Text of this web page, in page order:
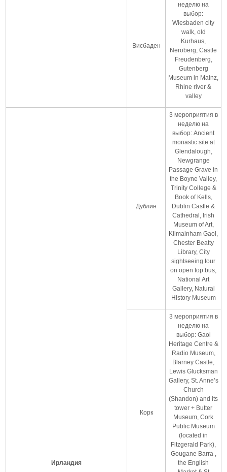
Висбаден
неделю на
выбор:
Wiesbaden city
walk, old
Kurhaus,
Neroberg, Castle
Freudenberg,
Gutenberg
Museum in Mainz,
Rhine river &
valley
Ирландия
Дублин
3 мероприятия в
неделю на
выбор: Ancient
monastic site at
Glendalough,
Newgrange
Passage Grave in
the Boyne Valley,
Trinity College &
Book of Kells,
Dublin Castle &
Cathedral, Irish
Museum of Art,
Kilmainham Gaol,
Chester Beatty
Library, City
sightseeing tour
on open top bus,
National Art
Gallery, Natural
History Museum
Корк
3 мероприятия в
неделю на
выбор: Gaol
Heritage Centre &
Radio Museum,
Blarney Castle,
Lewis Glucksman
Gallery, St. Anne’s
Church
(Shandon) and its
tower + Butter
Museum, Cork
Public Museum
(located in
Fitzgerald Park),
Gougane Barra ,
the English